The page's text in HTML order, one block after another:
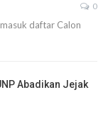
0
daftar Calon
Abadikan Jejak